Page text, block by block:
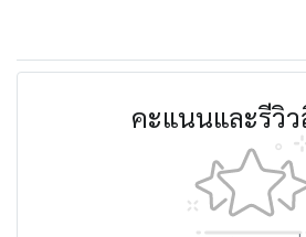
คะแนนและรีวิ